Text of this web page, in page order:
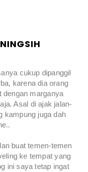
cukup dipanggil
karena dia orang
dengan marganya
Asal di ajak jalan-
kampung juga dah
buat temen-temen
ke tempat yang
ini saya tetap ingat